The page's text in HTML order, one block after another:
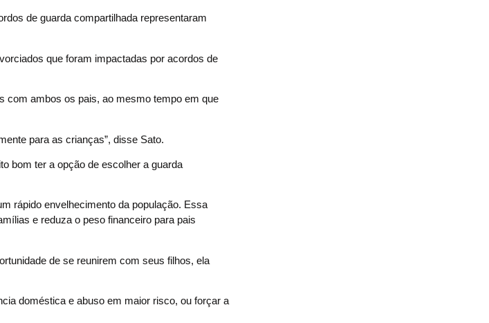
de guarda compartilhada representaram
que foram impactadas por acordos de
com ambos os pais, ao mesmo tempo em que
para as crianças”, disse Sato.
bom ter a opção de escolher a guarda
rápido envelhecimento da população. Essa
e reduza o peso financeiro para pais
de se reunirem com seus filhos, ela
doméstica e abuso em maior risco, ou forçar a